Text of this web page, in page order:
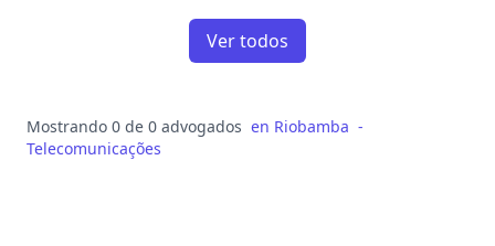
Ver todos
Mostrando 0 de 0 advogados en Riobamba -
Telecomunicações